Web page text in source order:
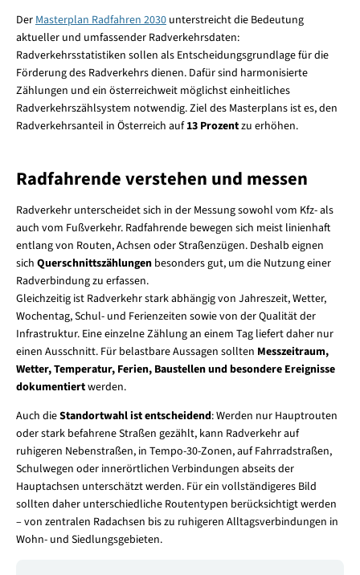
Der Masterplan Radfahren 2030unterstreicht die Bedeutung
aktueller und umfassender Radverkehrsdaten:
Radverkehrsstatistiken sollen als Entscheidungsgrundlage für die
Förderung des Radverkehrs dienen. Dafür sind harmonisierte
Zählungen und ein österreichweit möglichst einheitliches
Radverkehrszählsystem notwendig. Ziel des Masterplans ist es, den
Radverkehrsanteil in Österreich auf13 Prozentzu erhöhen.
Radfahrende verstehen und messen
Radverkehr unterscheidet sich in der Messung sowohl vom Kfz- als
auch vom Fußverkehr. Radfahrende bewegen sich meist linienhaft
entlang von Routen, Achsen oder Straßenzügen. Deshalb eignen
sich Querschnittszählungen besonders gut, um die Nutzung einer
Radverbindung zu erfassen.
Gleichzeitig ist Radverkehr stark abhängig von Jahreszeit, Wetter,
Wochentag, Schul- und Ferienzeiten sowie von der Qualität der
Infrastruktur. Eine einzelne Zählung an einem Tag liefert daher nur
einen Ausschnitt. Für belastbare Aussagen sollten Messzeitraum,
Wetter, Temperatur, Ferien, Baustellen und besondere Ereignisse
dokumentiertwerden.
Auch dieStandortwahl ist entscheidend: Werden nur Hauptrouten
oder stark befahrene Straßen gezählt, kann Radverkehr auf
ruhigeren Nebenstraßen, in Tempo-30-Zonen, auf Fahrradstraßen,
Schulwegen oder innerörtlichen Verbindungen abseits der
Hauptachsen unterschätzt werden. Für ein vollständigeres Bild
sollten daher unterschiedliche Routentypen berücksichtigt werden
– von zentralen Radachsen bis zu ruhigeren Alltagsverbindungen in
Wohn- und Siedlungsgebieten.